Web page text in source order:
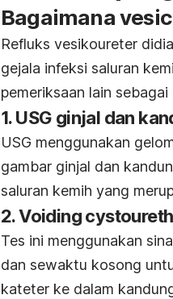
Bagaimana
Refluks vesikoureter
gejala infeksi saluran
pemeriksaan lain sebagai
1. USG ginjal dan
USG menggunakan
gambar ginjal dan
saluran kemih yang
2.Voiding
Tes ini menggunakan
dan sewaktu kosong
kateter ke dalam